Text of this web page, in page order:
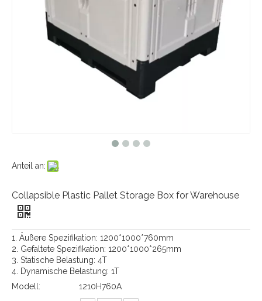
Anteil an:
Collapsible Plastic Pallet Storage Box for Warehouse
1. Äußere Spezifikation: 1200*1000*760mm
2. Gefaltete Spezifikation: 1200*1000*265mm
3. Statische Belastung: 4T
4. Dynamische Belastung: 1T
Modell:
1210H760A